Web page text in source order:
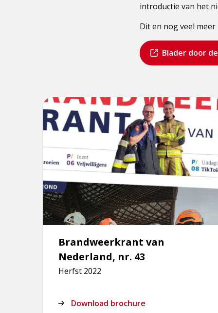
introductie van het
Dit en nog veel
Dit
is
pagina
Bezoek
de
Blader door
Brandweerkrant van
Nederland, nr. 43
Herfst 2022
Download brochure